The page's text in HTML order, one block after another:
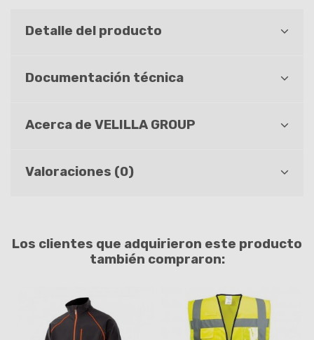
Detalle del producto
Documentación técnica
Acerca de VELILLA GROUP
Valoraciones (0)
Los clientes que adquirieron este producto
también compraron: